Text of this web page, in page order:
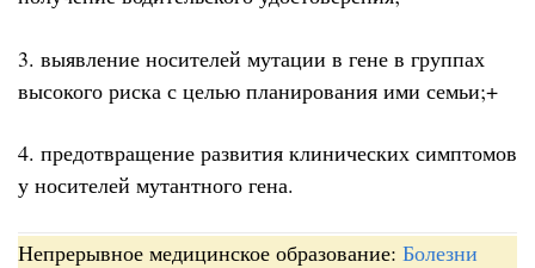
3. выявление носителей мутации в гене в группах
высокого риска с целью планирования ими семьи;+
4. предотвращение развития клинических симптомов
у носителей мутантного гена.
Непрерывное медицинское образование: Болезни